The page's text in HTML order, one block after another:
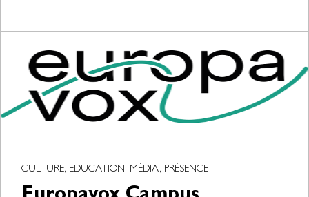
CULTURE, EDUCATION, MÉDIA, PRÉSENCE